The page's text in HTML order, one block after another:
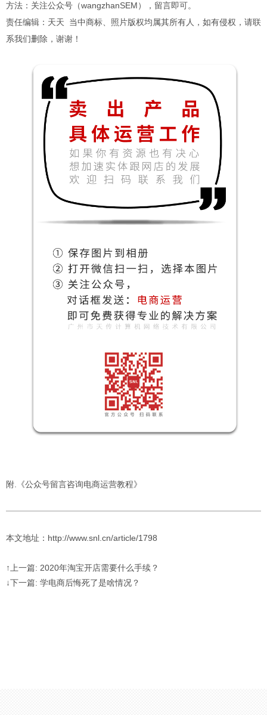
方法：关注公众号（wangzhanSEM），留言即可。
责任编辑：天天 当中商标、照片版权均属其所有人，如有侵权，请联
系我们删除，谢谢！
附. 《公众号留言咨询电商运营教程》
本文地址：http://www.snl.cn/article/1798
↑上一篇: 2020年淘宝开店需要什么手续？
↓下一篇: 学电商后悔死了是啥情况？